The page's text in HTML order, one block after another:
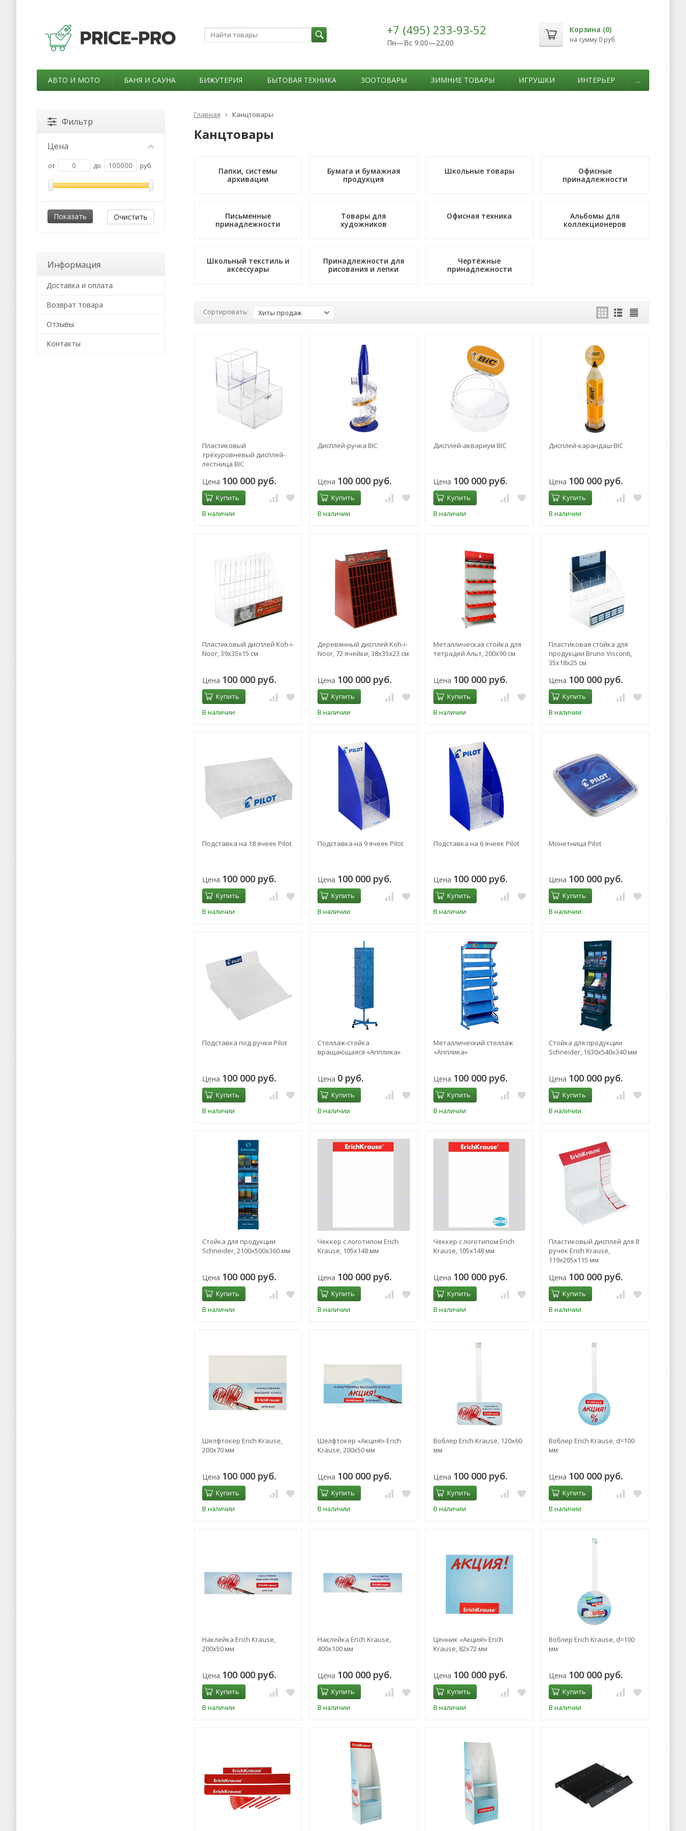
+7 (495) 233-93-52
Пн—Вс 9:00—22:00
Корзина (0)
на сумму 0 руб.
АВТО И МОТО БАНЯ И САУНА БИЖУТЕРИЯ БЫТОВАЯ ТЕХНИКА ЗООТОВАРЫ ЗИМНИЕ ТОВАРЫ ИГРУШКИ ИНТЕРЬЕР ...
Главная Канцтовары
Канцтовары
Папки, системы
архивации
Бумага и бумажная
продукция
Школьные товары
Офисные
принадлежности
Письменные
принадлежности
Товары для
художников
Офисная техника
Альбомы для
коллекционеров
Школьный текстиль и
аксессуары
Принадлежности для
рисования и лепки
Чертёжные
принадлежности
Сортировать: Хиты продаж
Пластиковый
трёхуровневый дисплей-
лестница BIC
Цена 100 000 руб.
Купить
В наличии
Дисплей-ручка BIC
Цена 100 000 руб.
Купить
В наличии
Дисплей-аквариум BIC
Цена 100 000 руб.
Купить
В наличии
Дисплей-карандаш BIC
Цена 100 000 руб.
Купить
В наличии
Пластиковый дисплей Koh-i-
Noor, 39х35х15 см
Цена 100 000 руб.
Купить
В наличии
Деревянный дисплей Koh-i-
Noor, 72 ячейки, 38х35х23 см
Цена 100 000 руб.
Купить
В наличии
Металлическая стойка для
тетрадей Альт, 200х90 см
Цена 100 000 руб.
Купить
В наличии
Пластиковая стойка для
продукции Bruno Visconti,
35х18х25 см
Цена 100 000 руб.
Купить
В наличии
Подставка на 18 ячеек Pilot
Цена 100 000 руб.
Купить
В наличии
Подставка на 9 ячеек Pilot
Цена 100 000 руб.
Купить
В наличии
Подставка на 6 ячеек Pilot
Цена 100 000 руб.
Купить
В наличии
Монетница Pilot
Цена 100 000 руб.
Купить
В наличии
Подставка под ручки Pilot
Цена 100 000 руб.
Купить
В наличии
Стеллаж-стойка
вращающаяся «Апплика»
Цена 0 руб.
Купить
В наличии
Металлический стеллаж
«Апплика»
Цена 100 000 руб.
Купить
В наличии
Стойка для продукции
Schneider, 1630х540х340 мм
Цена 100 000 руб.
Купить
В наличии
Стойка для продукции
Schneider, 2100х500х360 мм
Цена 100 000 руб.
Купить
В наличии
Чеккер с логотипом Erich
Krause, 105х148 мм
Цена 100 000 руб.
Купить
В наличии
Чеккер c логотипом Erich
Krause, 105х148 мм
Цена 100 000 руб.
Купить
В наличии
Пластиковый дисплей для 8
ручек Erich Krause,
119х205х115 мм
Цена 100 000 руб.
Купить
В наличии
Шелфтокер Erich Krause,
200х70 мм
Цена 100 000 руб.
Купить
В наличии
Шелфтокер «Акция!» Erich
Krause, 200х50 мм
Цена 100 000 руб.
Купить
В наличии
Воблер Erich Krause, 120х60
мм
Цена 100 000 руб.
Купить
В наличии
Воблер Erich Krause, d=100
мм
Цена 100 000 руб.
Купить
В наличии
Наклейка Erich Krause,
200х50 мм
Цена 100 000 руб.
Купить
В наличии
Наклейка Erich Krause,
400х100 мм
Цена 100 000 руб.
Купить
В наличии
Ценник «Акция!» Erich
Krause, 82х72 мм
Цена 100 000 руб.
Купить
В наличии
Воблер Erich Krause, d=100
мм
Цена 100 000 руб.
Купить
В наличии
Фильтр
Цена
от до руб.
Очистить
Информация
Доставка и оплата
Возврат товара
Отзывы
Контакты